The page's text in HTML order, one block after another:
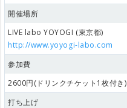
開催場所
LIVE labo YOYOGI (東京都)
http://www.yoyogi-labo.com
参加費
2600円(ドリンクチケット1枚付き)
打ち上げ